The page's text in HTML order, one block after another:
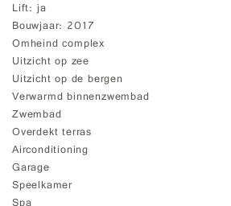
Lift ja
Bouwjaar 2017
Omheind complex
Uitzicht op zee
Uitzicht op de bergen
Verwarmd binnenzwembad
Zwembad
Overdekt terras
Airconditioning
Garage
Speelkamer